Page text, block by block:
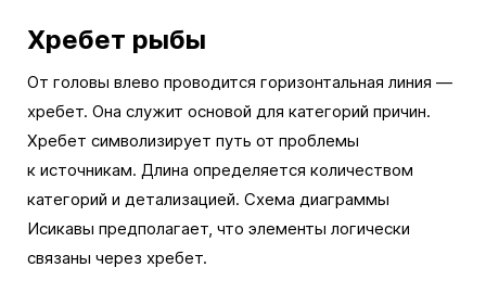
Хребет рыбы
От головы влево проводится горизонтальная линия —
хребет. Она служит основой для категорий причин.
Хребет символизирует путь от проблемы
к источникам. Длина определяется количеством
категорий и детализацией. Схема диаграммы
Исикавы предполагает, что элементы логически
связаны через хребет.